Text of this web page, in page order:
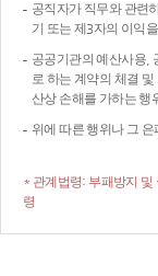
공직자가 직무와 관련
기 또는 제3자의 이익
공공기관의 예산사용,
로 하는 계약의 체결
산상 손해를 가하는 행
위에 따른 행위나 그
* 관계법령: 부패방지 및
령